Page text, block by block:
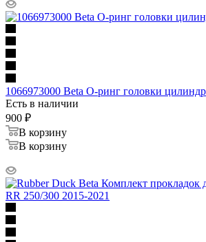
1066973000 Beta О-ринг головки
Есть в наличии
900 ₽
В корзину
В корзину